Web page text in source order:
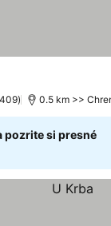
0.5 km >>
pozrite si presné